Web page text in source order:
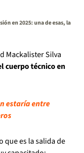
en 2025: una de esas, la
Mackalister Silva
cuerpo técnico en
estaría entre
que es la salida de